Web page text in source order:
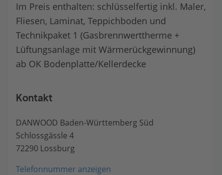
Im Preis enthalten: schlüsselfertig inkl. Maler,
Fliesen, Laminat, Teppichboden und
Technikpaket 1 (Gasbrennwerttherme +
Lüftungsanlage mit Wärmerückgewinnung)
ab OK Bodenplatte/Kellerdecke
Kontakt
DANWOOD Baden-Württemberg Süd
Schlossgässle 4
72290 Lossburg
Telefonnummer anzeigen